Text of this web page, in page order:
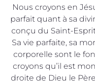
Nous croyons en
parfait quant à sa
conçu du Saint-
Sa vie parfaite, sa
corporelle sont le
croyons qu’il est
droite de Dieu le